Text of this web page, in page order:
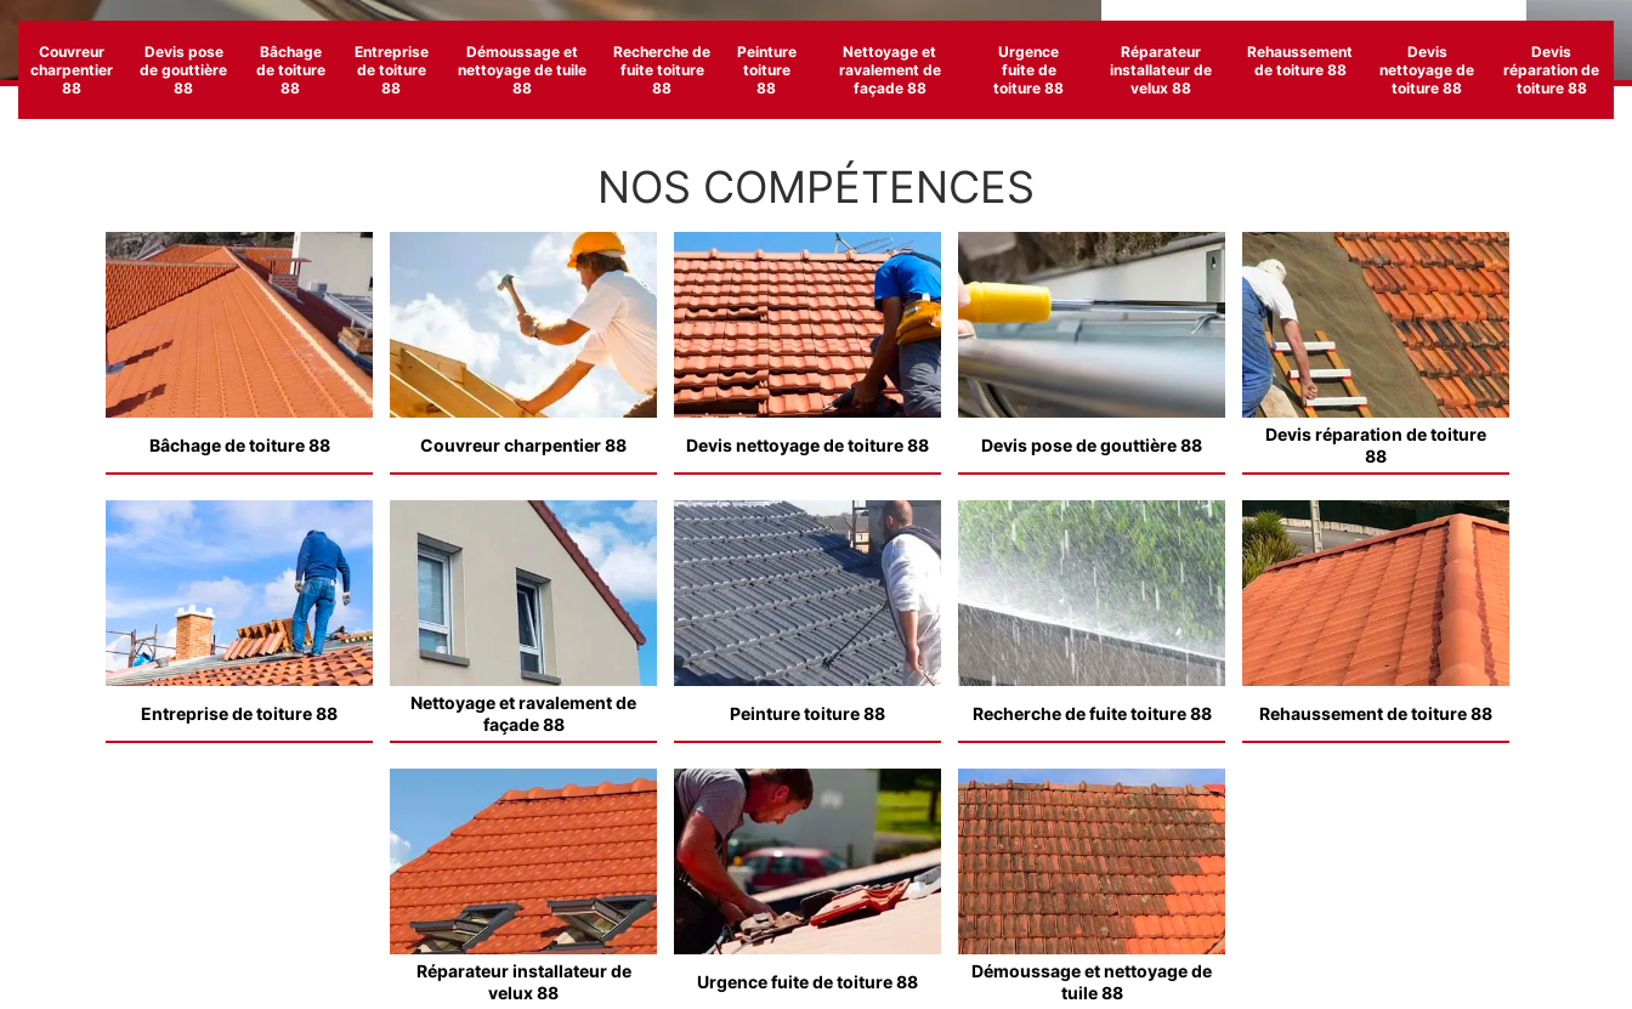
Couvreur
charpentier
88
Devis pose
de gouttière
88
Bâchage
de toiture
88
Entreprise
de toiture
88
Démoussage et
nettoyage de tuile
88
Recherche de
fuite toiture
88
Peinture
toiture
88
Nettoyage et
ravalement de
façade 88
Urgence
fuite de
toiture 88
Réparateur
installateur de
velux 88
Rehaussement
de toiture 88
Devis
nettoyage de
toiture 88
Devis
réparation de
toiture 88
NOS COMPÉTENCES
Bâchage de toiture 88 Couvreur charpentier 88 Devis nettoyage de toiture 88 Devis pose de gouttière 88
Devis réparation de toiture
88
Entreprise de toiture 88
Nettoyage et ravalement de
façade 88
Peinture toiture 88 Recherche de fuite toiture 88 Rehaussement de toiture 88
Réparateur installateur de
velux 88
Urgence fuite de toiture 88
Démoussage et nettoyage de
tuile 88